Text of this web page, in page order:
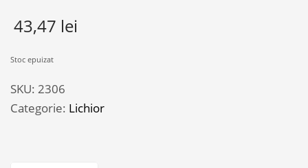
43,47 lei
Stoc epuizat
SKU: 2306
Categorie: Lichior